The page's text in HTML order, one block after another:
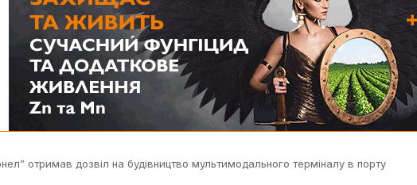
отримав дозвіл на будівництво мультимодального терміналу в порту